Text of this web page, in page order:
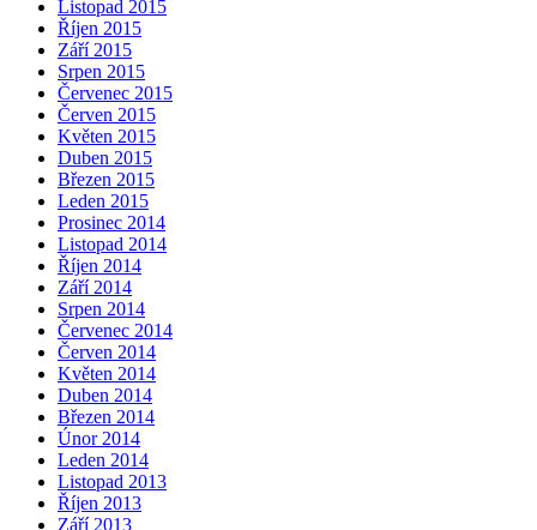
Listopad 2015
Říjen 2015
Září 2015
Srpen 2015
Červenec 2015
Červen 2015
Květen 2015
Duben 2015
Březen 2015
Leden 2015
Prosinec 2014
Listopad 2014
Říjen 2014
Září 2014
Srpen 2014
Červenec 2014
Červen 2014
Květen 2014
Duben 2014
Březen 2014
Únor 2014
Leden 2014
Listopad 2013
Říjen 2013
Září 2013